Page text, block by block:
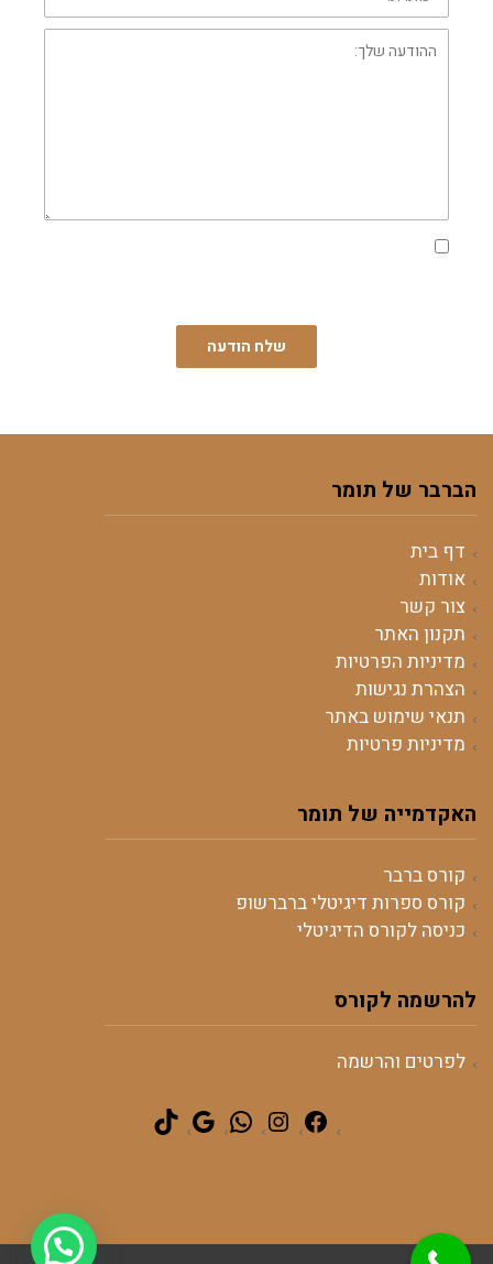
ההודעה
שלך:
שלח הודעה
הברבר של תומר
דף בית
אודות
צור קשר
תקנון האתר
מדיניות הפרטיות
הצהרת נגישות
תנאי שימוש באתר
מדיניות פרטיות
האקדמייה של תומר
קורס ברבר
קורס ספרות דיגיטלי ברברשופ
כניסה לקורס הדיגיטלי
להרשמה לקורס
לפרטים והרשמה